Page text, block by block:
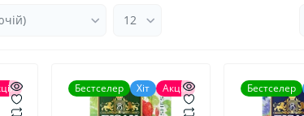
Бестселер Хіт Акція Бестселер